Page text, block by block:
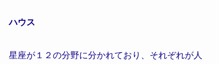
ハウス
星座が１２の分野に分かれており、それぞれが人